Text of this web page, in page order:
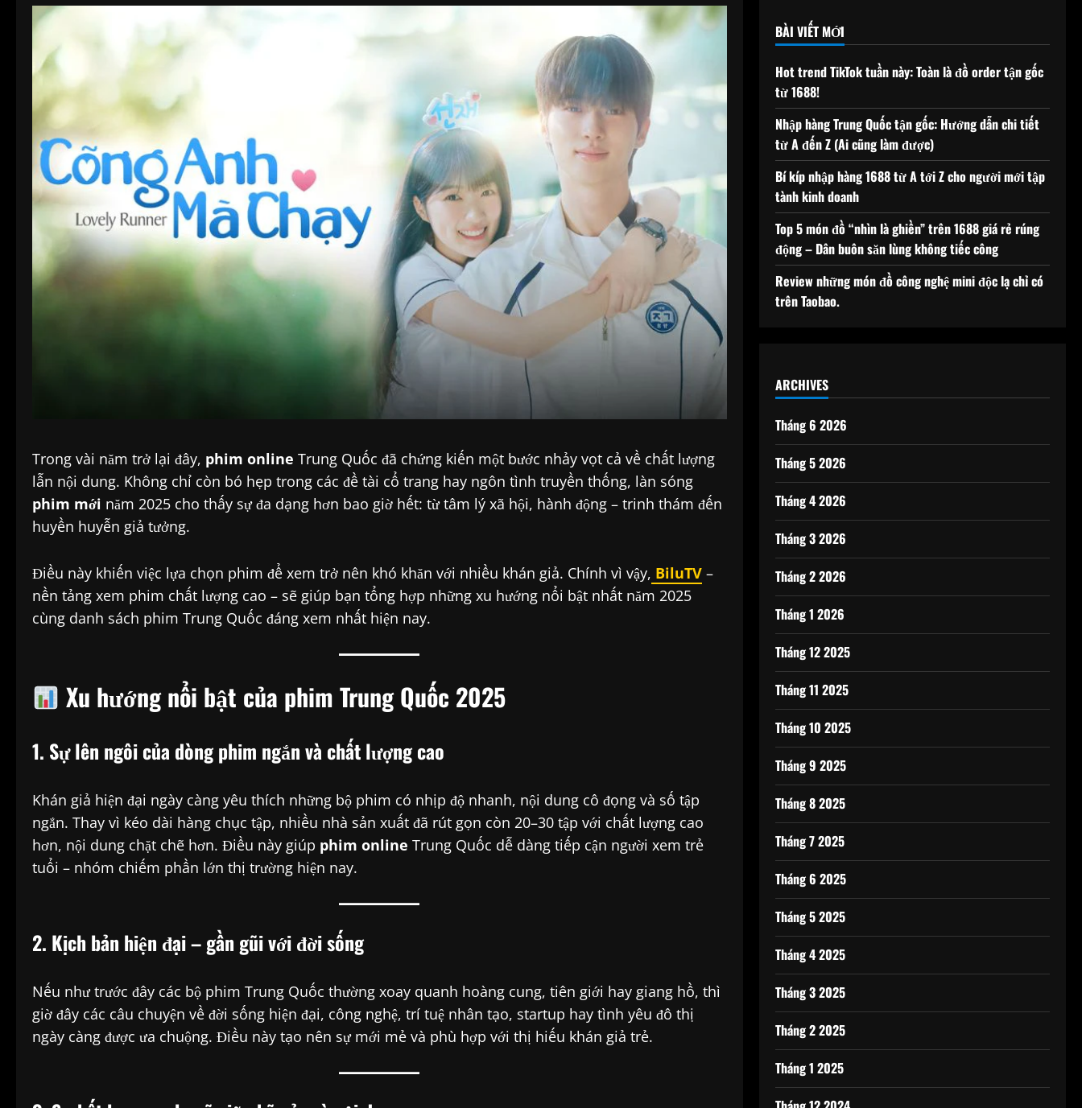
Trong vài năm trở lại đây, phim online Trung Quốc đã chứng kiến một bước nhảy vọt cả về chất lượng
lẫn nội dung. Không chỉ còn bó hẹp trong các đề tài cổ trang hay ngôn tình truyền thống, làn sóng
phim mới năm 2025 cho thấy sự đa dạng hơn bao giờ hết: từ tâm lý xã hội, hành động – trinh thám đến
huyền huyễn giả tưởng.
Điều này khiến việc lựa chọn phim để xem trở nên khó khăn với nhiều khán giả. Chính vì vậy, BiluTV –
nền tảng xem phim chất lượng cao – sẽ giúp bạn tổng hợp những xu hướng nổi bật nhất năm 2025
cùng danh sách phim Trung Quốc đáng xem nhất hiện nay.
Xu hướng nổi bật của phim Trung Quốc 2025
1. Sự lên ngôi của dòng phim ngắn và chất lượng cao
Khán giả hiện đại ngày càng yêu thích những bộ phim có nhịp độ nhanh, nội dung cô đọng và số tập
ngắn. Thay vì kéo dài hàng chục tập, nhiều nhà sản xuất đã rút gọn còn 20–30 tập với chất lượng cao
hơn, nội dung chặt chẽ hơn. Điều này giúp phim online Trung Quốc dễ dàng tiếp cận người xem trẻ
tuổi – nhóm chiếm phần lớn thị trường hiện nay.
2. Kịch bản hiện đại – gần gũi với đời sống
Nếu như trước đây các bộ phim Trung Quốc thường xoay quanh hoàng cung, tiên giới hay giang hồ, thì
giờ đây các câu chuyện về đời sống hiện đại, công nghệ, trí tuệ nhân tạo, startup hay tình yêu đô thị
ngày càng được ưa chuộng. Điều này tạo nên sự mới mẻ và phù hợp với thị hiếu khán giả trẻ.
BÀI VIẾT MỚI
Hot trend TikTok tuần này: Toàn là đồ order tận gốc
từ 1688!
Nhập hàng Trung Quốc tận gốc: Hướng dẫn chi tiết
từ A đến Z (Ai cũng làm được)
Bí kíp nhập hàng 1688 từ A tới Z cho người mới tập
tành kinh doanh
Top 5 món đồ “nhìn là ghiền” trên 1688 giá rẻ rúng
động – Dân buôn săn lùng không tiếc công
Review những món đồ công nghệ mini độc lạ chỉ có
trên Taobao.
ARCHIVES
Tháng 6 2026
Tháng 5 2026
Tháng 4 2026
Tháng 3 2026
Tháng 2 2026
Tháng 1 2026
Tháng 12 2025
Tháng 11 2025
Tháng 10 2025
Tháng 9 2025
Tháng 8 2025
Tháng 7 2025
Tháng 6 2025
Tháng 5 2025
Tháng 4 2025
Tháng 3 2025
Tháng 2 2025
Tháng 1 2025